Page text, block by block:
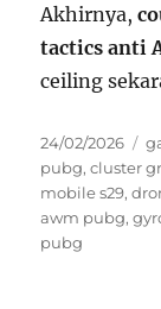
Akhirnya,
tactics anti
ceiling
Posted
on
24/02/2026
pubg,cluster
mobile s29,
awm pubg,
pubg